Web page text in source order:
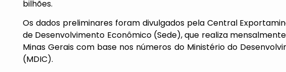
bilhões.
Os dados preliminares foram divulgados pela Central
de Desenvolvimento Econômico (Sede), que realiza
Minas Gerais com base nos números do Ministério do
(MDIC).